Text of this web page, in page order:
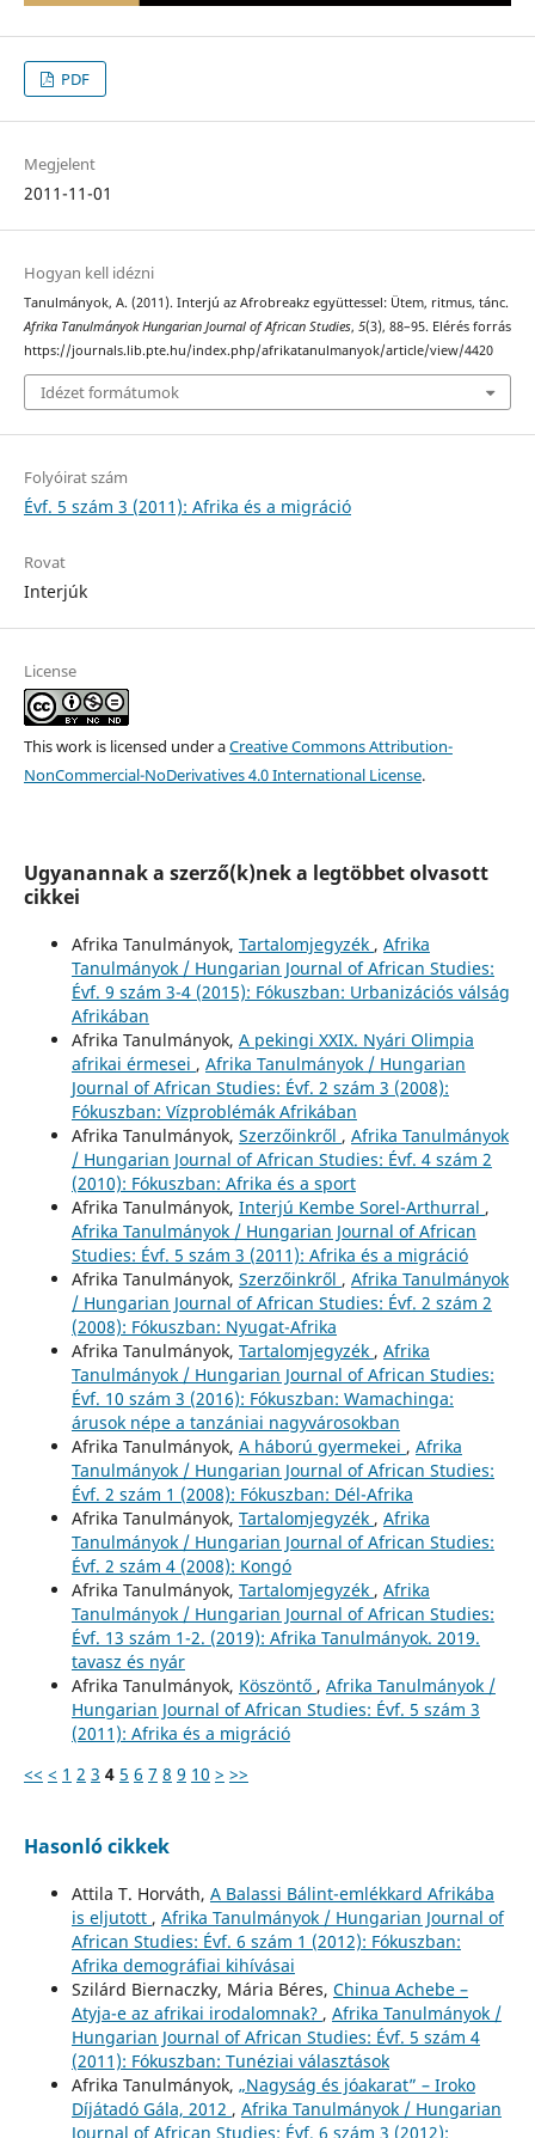
PDF
Megjelent
2011-11-01
Hogyan kell idézni
Tanulmányok, A. (2011). Interjú az Afrobreakz együttessel: Ütem, ritmus, tánc.
Afrika Tanulmányok Hungarian Journal of African Studies, 5(3), 88–95. Elérés forrás
https://journals.lib.pte.hu/index.php/afrikatanulmanyok/article/view/4420
Idézet formátumok
Folyóirat szám
Évf. 5 szám 3 (2011): Afrika és a migráció
Rovat
Interjúk
License
This work is licensed under aCreative Commons Attribution-
NonCommercial-NoDerivatives 4.0 International License.
Ugyanannak a szerző(k)nek a legtöbbet olvasott
cikkei
Afrika Tanulmányok, Tartalomjegyzék , Afrika
Tanulmányok / Hungarian Journal of African Studies:
Évf. 9 szám 3-4 (2015): Fókuszban: Urbanizációs válság
Afrikában
Afrika Tanulmányok, A pekingi XXIX. Nyári Olimpia
afrikai érmesei , Afrika Tanulmányok / Hungarian
Journal of African Studies: Évf. 2 szám 3 (2008):
Fókuszban: Vízproblémák Afrikában
Afrika Tanulmányok, Szerzőinkről , Afrika Tanulmányok
/ Hungarian Journal of African Studies: Évf. 4 szám 2
(2010): Fókuszban: Afrika és a sport
Afrika Tanulmányok, Interjú Kembe Sorel-Arthurral ,
Afrika Tanulmányok / Hungarian Journal of African
Studies: Évf. 5 szám 3 (2011): Afrika és a migráció
Afrika Tanulmányok, Szerzőinkről , Afrika Tanulmányok
/ Hungarian Journal of African Studies: Évf. 2 szám 2
(2008): Fókuszban: Nyugat-Afrika
Afrika Tanulmányok, Tartalomjegyzék , Afrika
Tanulmányok / Hungarian Journal of African Studies:
Évf. 10 szám 3 (2016): Fókuszban: Wamachinga:
árusok népe a tanzániai nagyvárosokban
Afrika Tanulmányok, A háború gyermekei , Afrika
Tanulmányok / Hungarian Journal of African Studies:
Évf. 2 szám 1 (2008): Fókuszban: Dél-Afrika
Afrika Tanulmányok, Tartalomjegyzék , Afrika
Tanulmányok / Hungarian Journal of African Studies:
Évf. 2 szám 4 (2008): Kongó
Afrika Tanulmányok, Tartalomjegyzék , Afrika
Tanulmányok / Hungarian Journal of African Studies:
Évf. 13 szám 1-2. (2019): Afrika Tanulmányok. 2019.
tavasz és nyár
Afrika Tanulmányok, Köszöntő , Afrika Tanulmányok /
Hungarian Journal of African Studies: Évf. 5 szám 3
(2011): Afrika és a migráció
<< < 1 2 3 4 5 6 7 8 9 10 > >>
Hasonló cikkek
Attila T. Horváth, A Balassi Bálint-emlékkard Afrikába
is eljutott , Afrika Tanulmányok / Hungarian Journal of
African Studies: Évf. 6 szám 1 (2012): Fókuszban:
Afrika demográfiai kihívásai
Szilárd Biernaczky, Mária Béres, Chinua Achebe –
Atyja-e az afrikai irodalomnak? , Afrika Tanulmányok /
Hungarian Journal of African Studies: Évf. 5 szám 4
(2011): Fókuszban: Tunéziai választások
Afrika Tanulmányok, „Nagyság és jóakarat” – Iroko
Díjátadó Gála, 2012 , Afrika Tanulmányok / Hungarian
Journal of African Studies: Évf. 6 szám 3 (2012):